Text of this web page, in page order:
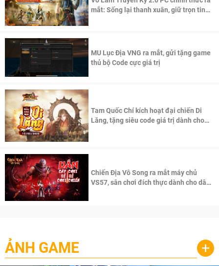
mắt: Sống lại thanh xuân, giữ trọn tinh
MU Lục Địa VNG ra mắt, gửi tặng game
thủ bộ Code cực giá trị
Tam Quốc Chí kích hoạt đại chiến Di
Lăng, tặng siêu code giá trị dành cho
Chiến Địa Vô Song ra mắt máy chủ
VS57, sân chơi đích thực dành cho dân
ẢNH GAME +